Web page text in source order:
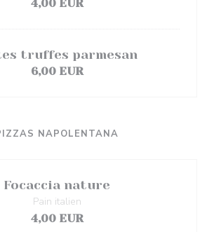
4,00 EUR
truffes parmesan
6,00 EUR
NAPOLENTANA
Focaccia nature
Pain italien
4,00 EUR